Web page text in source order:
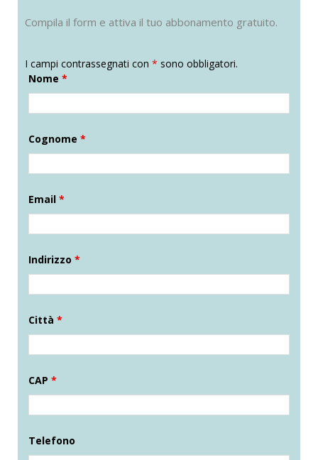
Compila il form e attiva il tuo abbonamento gratuito.
I campi contrassegnati con * sono obbligatori.
Nome *
Cognome *
Email *
Indirizzo *
Città *
CAP *
Telefono